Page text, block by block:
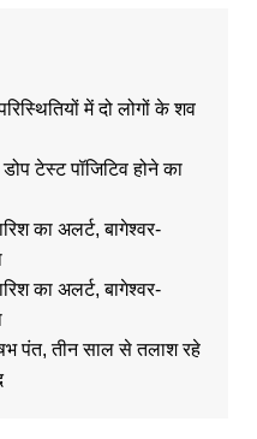
में दो लोगों के शव
टेस्ट पॉजिटिव होने का
का अलर्ट, बागेश्वर-
का अलर्ट, बागेश्वर-
पंत, तीन साल से तलाश रहे